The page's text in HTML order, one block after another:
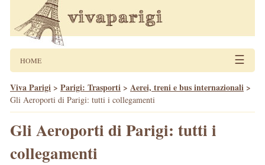
HOME ☰
Viva Parigi > Parigi: Trasporti > Aerei, treni e bus internazionali >
Gli Aeroporti di Parigi: tutti i collegamenti
Gli Aeroporti di Parigi: tutti i
collegamenti